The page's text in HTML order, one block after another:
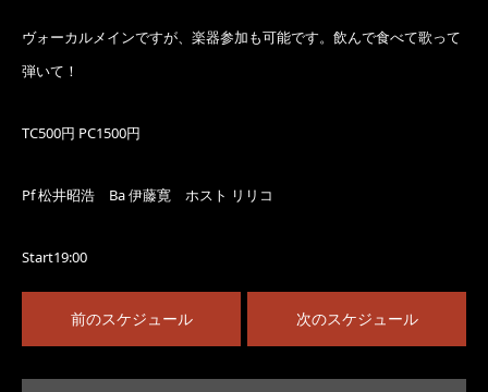
ヴォーカルメインですが、楽器参加も可能です。飲んで食べて歌って
弾いて！
TC500円 PC1500円
Pf 松井昭浩 Ba 伊藤寛 ホスト リリコ
Start19:00
前のスケジュール 次のスケジュール